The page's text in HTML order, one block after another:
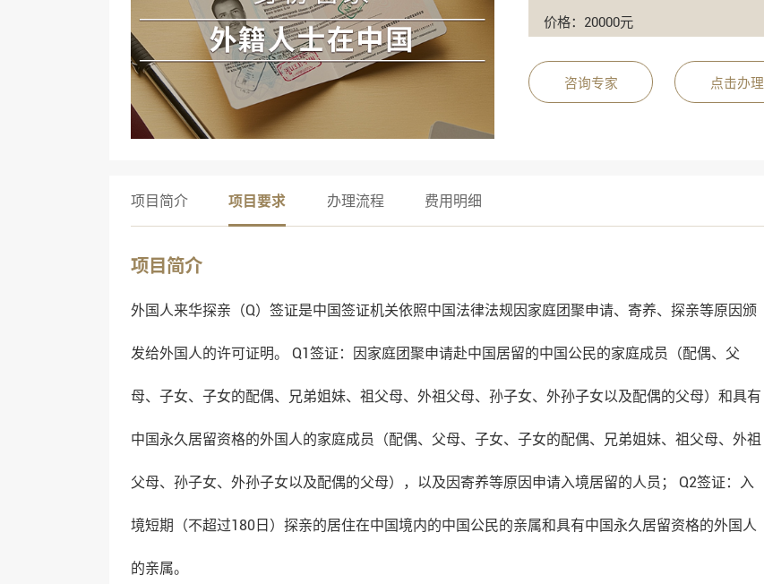
价格：20000元
咨询专家 点击办理
项目简介 项目要求 办理流程 费用明细
项目简介
外国人来华探亲（Q）签证是中国签证机关依照中国法律法规因家庭团聚申请、寄养、探亲等原因颁
发给外国人的许可证明。 Q1签证：因家庭团聚申请赴中国居留的中国公民的家庭成员（配偶、父
母、子女、子女的配偶、兄弟姐妹、祖父母、外祖父母、孙子女、外孙子女以及配偶的父母）和具有
中国永久居留资格的外国人的家庭成员（配偶、父母、子女、子女的配偶、兄弟姐妹、祖父母、外祖
父母、孙子女、外孙子女以及配偶的父母），以及因寄养等原因申请入境居留的人员； Q2签证：入
境短期（不超过180日）探亲的居住在中国境内的中国公民的亲属和具有中国永久居留资格的外国人
的亲属。